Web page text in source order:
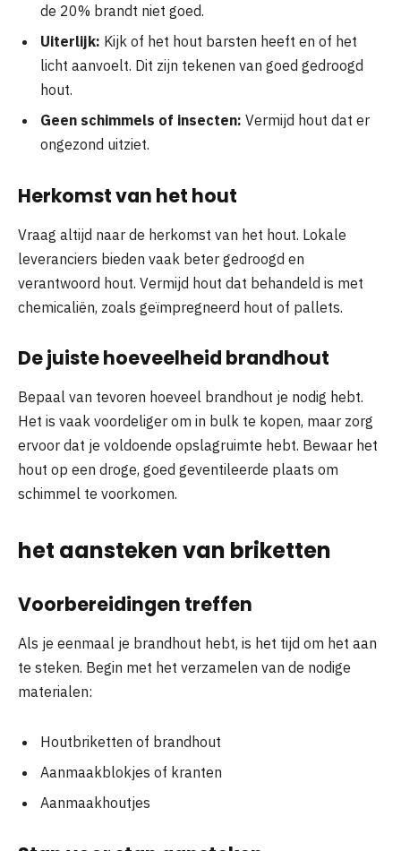
de 20% brandt niet goed.
Uiterlijk: Kijk of het hout barsten heeft en of het
licht aanvoelt. Dit zijn tekenen van goed gedroogd
hout.
Geen schimmels of insecten: Vermijd hout dat er
ongezond uitziet.
Herkomst van het hout
Vraag altijd naar de herkomst van het hout. Lokale
leveranciers bieden vaak beter gedroogd en
verantwoord hout. Vermijd hout dat behandeld is met
chemicaliën, zoals geïmpregneerd hout of pallets.
De juiste hoeveelheid brandhout
Bepaal van tevoren hoeveel brandhout je nodig hebt.
Het is vaak voordeliger om in bulk te kopen, maar zorg
ervoor dat je voldoende opslagruimte hebt. Bewaar het
hout op een droge, goed geventileerde plaats om
schimmel te voorkomen.
het aansteken van briketten
Voorbereidingen treffen
Als je eenmaal je brandhout hebt, is het tijd om het aan
te steken. Begin met het verzamelen van de nodige
materialen:
Houtbriketten of brandhout
Aanmaakblokjes of kranten
Aanmaakhoutjes